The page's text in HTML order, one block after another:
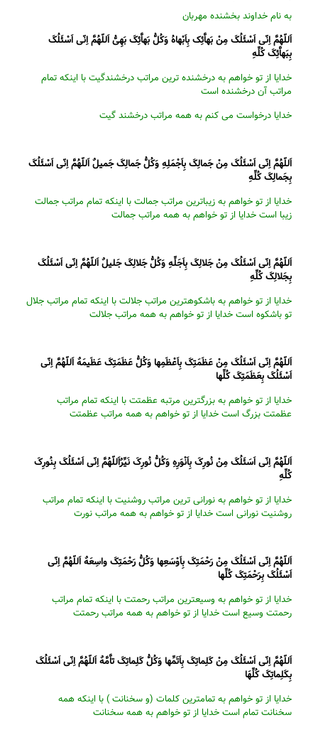
به نام خداوند بخشنده مهربان
اَللّهُمَّ اِنّى اَسْئَلُکَ مِنْ بَهاَّئِک بِاَبْهاهُ وَکُلُّ بَهاَّئِکَ بَهِىُّ اَللّهُمَّ اِنّى اَسْئَلُکَ
بِبَهاَّئِکَ کُلِّهِ
خدایا از تو خواهم به درخشنده ترین مراتب درخشندگیت با اینکه تمام
مراتب آن درخشنده است
خدایا درخواست می کنم به همه مراتب درخشند گیت
اَللّهُمَّ اِنّى اَسْئَلُکَ مِنْ جَمالِکَ بِاَجْمَلِهِ وَکُلُّ جَمالِکَ جَمیلٌ اَللّهُمَّ اِنّى اَسْئَلُکَ
بِجَمالِکَ کُلِّهِ
خدایا از تو خواهم به زیباترین مراتب جمالت با اینکه تمام مراتب جمالت
زیبا است خدایا از تو خواهم به همه مراتب جمالت
اَللّهُمَّ اِنّى اَسْئَلُکَ مِنْ جَلالِکَ بِاَجَلِّهِ وَکُلُّ جَلالِکَ جَلیلٌ اَللّهُمَّ اِنّى اَسْئَلُکَ
بِجَلالِکَ کُلِّهِ
خدایا از تو خواهم به باشکوهترین مراتب جلالت با اینکه تمام مراتب جلال
تو باشکوه است خدایا از تو خواهم به همه مراتب جلالت
اَللّهُمَّ اِنّى اَسْئَلُکَ مِنْ عَظَمَتِکَ بِاَعْظَمِها وَکُلُّ عَظَمَتِکَ عَظَیمَهٌ اَللّهُمَّ اِنّى
اَسْئَلُکَ بِعَظَمَتِکَ کُلِّها
خدایا از تو خواهم به بزرگترین مرتبه عظمتت با اینکه تمام مراتب
عظمتت بزرگ است خدایا از تو خواهم به همه مراتب عظمتت
اَللّهُمَّ اِنّى اَسَئَلُکَ مِنْ نُورِکَ بِاَنْوَرِهِ وَکُلُّ نُورِکَ نَیِّرٌاَللّهُمَّ اِنّى اَسْئَلُکَ بِنُورِکَ
کُلِّهِ
خدایا از تو خواهم به نورانى ترین مراتب روشنیت با اینکه تمام مراتب
روشنیت نورانى است خدایا از تو خواهم به همه مراتب نورت
اَللّهُمَّ اِنّى اَسْئَلُکَ مِنْ رَحْمَتِکَ بِاَوْسَعِها وَکُلُّ رَحْمَتِکَ واسِعَهٌ اَللّهُمَّ اِنّى
اَسْئَلُکَ بِرَحْمَتِکَ کُلِّها
خدایا از تو خواهم به وسیعترین مراتب رحمتت با اینکه تمام مراتب
رحمتت وسیع است خدایا از تو خواهم به همه مراتب رحمتت
اَللّهُمَّ اِنّى اَسْئَلُکَ مِنْ کَلِماتِکَ بِاَتَمِّها وَکُلُّ کَلِماتِکَ تاَّمَّهٌ اَللّهُمَّ اِنّى اَسْئَلُکَ
بِکَلِماتِکَ کُلِّهَا
خدایا از تو خواهم به تمامترین کلمات (و سخنانت ) با اینکه همه
سخنانت تمام است خدایا از تو خواهم به همه سخنانت